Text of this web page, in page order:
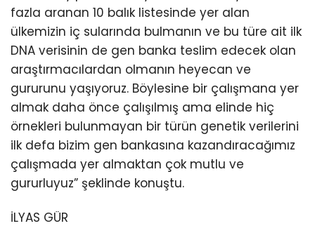
fazla aranan 10 balık listesinde yer alan
ülkemizin iç sularında bulmanın ve bu türe ait ilk
DNA verisinin de gen banka teslim edecek olan
araştırmacılardan olmanın heyecan ve
gururunu yaşıyoruz. Böylesine bir çalışmana yer
almak daha önce çalışılmış ama elinde hiç
örnekleri bulunmayan bir türün genetik verilerini
ilk defa bizim gen bankasına kazandıracağımız
çalışmada yer almaktan çok mutlu ve
gururluyuz” şeklinde konuştu.
İLYAS GÜR